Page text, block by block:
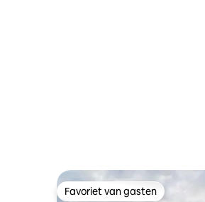
Favoriet van gasten
Favoriet van gasten